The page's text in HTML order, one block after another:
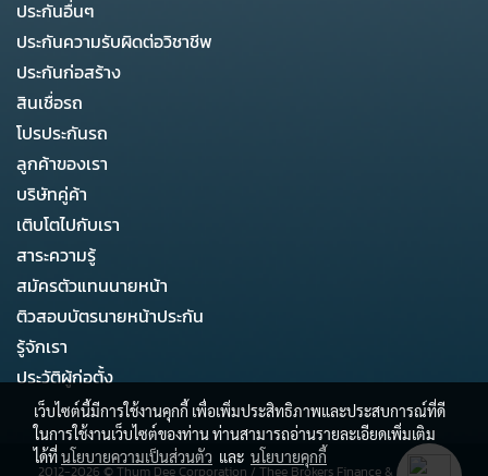
ประกันอื่นๆ
ประกันความรับผิดต่อวิชาชีพ
ประกันก่อสร้าง
สินเชื่อรถ
โปรประกันรถ
ลูกค้าของเรา
บริษัทคู่ค้า
เติบโตไปกับเรา
สาระความรู้
สมัครตัวแทนนายหน้า
ติวสอบบัตรนายหน้าประกัน
รู้จักเรา
ประวัติผู้ก่อตั้ง
เว็บไซต์นี้มีการใช้งานคุกกี้ เพื่อเพิ่มประสิทธิภาพและประสบการณ์ที่ดี
ในการใช้งานเว็บไซต์ของท่าน ท่านสามารถอ่านรายละเอียดเพิ่มเติม
ได้ที่นโยบายความเป็นส่วนตัว และ นโยบายคุกกี้